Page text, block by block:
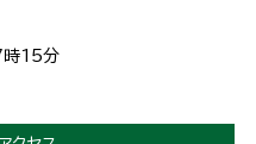
時15分